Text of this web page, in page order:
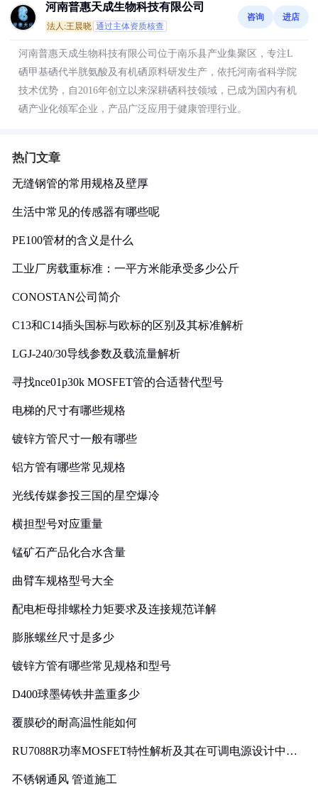
河南普惠天成生物科技有限公司
法人:王晨晓 通过主体资质核查
咨询 进店
河南普惠天成生物科技有限公司位于南乐县产业集聚区，专注L
硒甲基硒代半胱氨酸及有机硒原料研发生产，依托河南省科学院
技术优势，自2016年创立以来深耕硒科技领域，已成为国内有机
硒产业化领军企业，产品广泛应用于健康管理行业。
热门文章
无缝钢管的常用规格及壁厚
生活中常见的传感器有哪些呢
PE100管材的含义是什么
工业厂房载重标准：一平方米能承受多少公斤
CONOSTAN公司简介
C13和C14插头国标与欧标的区别及其标准解析
LGJ-240/30导线参数及载流量解析
寻找nce01p30k MOSFET管的合适替代型号
电梯的尺寸有哪些规格
镀锌方管尺寸一般有哪些
铝方管有哪些常见规格
光线传媒参投三国的星空爆冷
横担型号对应重量
锰矿石产品化合水含量
曲臂车规格型号大全
配电柜母排螺栓力矩要求及连接规范详解
膨胀螺丝尺寸是多少
镀锌方管有哪些常见规格和型号
D400球墨铸铁井盖重多少
覆膜砂的耐高温性能如何
RU7088R功率MOSFET特性解析及其在可调电源设计中的
不锈钢通风 管道施工